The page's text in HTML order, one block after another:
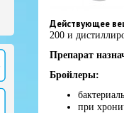
Действующее
200 и
Препарат
Бройлеры:
при